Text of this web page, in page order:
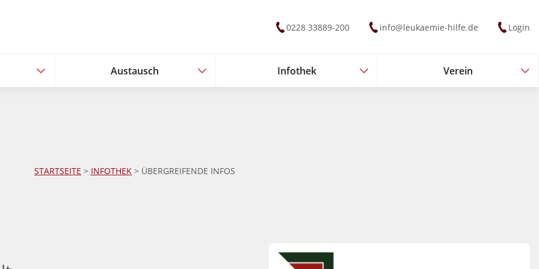
0228 33889-200 info@leukaemie-hilfe.de Login
Austausch
Austausch Infothek
Infothek Verein
Verein
STARTSEITE > INFOTHEK > ÜBERGREIFENDE INFOS